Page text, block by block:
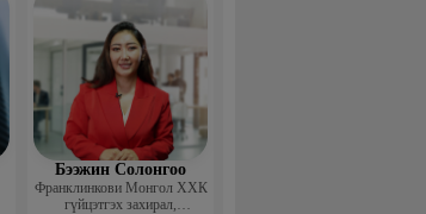
Бээжин Солонгоо
Франклинкови Монгол ХХК
гүйцэтгэх захирал,